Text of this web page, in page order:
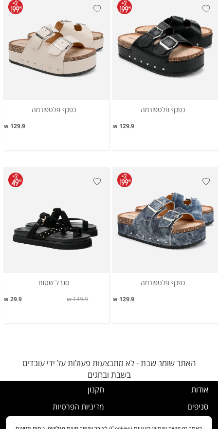
כפכף פלטפורמה
129.9 ₪
כפכף פלטפורמה
129.9 ₪
כפכף פלטפורמה
129.9 ₪
סנדל שטוח
29.9 ₪ 149.9 ₪
האתר שומר שבת - לא מתבצעות פעולות על ידי עובדים
בשבת ובחגים
אודות
סניפים
תקנון
מדיניות הפרטיות
נוהל ביטול עסקה